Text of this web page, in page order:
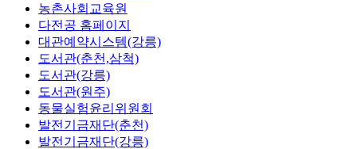
농촌사회교육원
다전공 홈페이지
대관예약시스템(강릉)
도서관(춘천,삼척)
도서관(강릉)
도서관(원주)
동물실험윤리위원회
발전기금재단(춘천)
발전기금재단(강릉)